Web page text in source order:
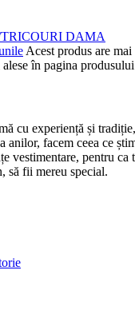
DAMA
Acest produs are
în pagina
cu experiență și
anilor, facem ceea ce
vestimentare, pentru ca
să fii mereu special.